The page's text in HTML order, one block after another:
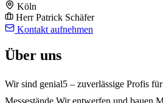
Köln
Herr Patrick Schäfer
Kontakt aufnehmen
Über uns
Wir sind genial5 – zuverlässige Profis
Messestände.Wir entwerfen und bauen